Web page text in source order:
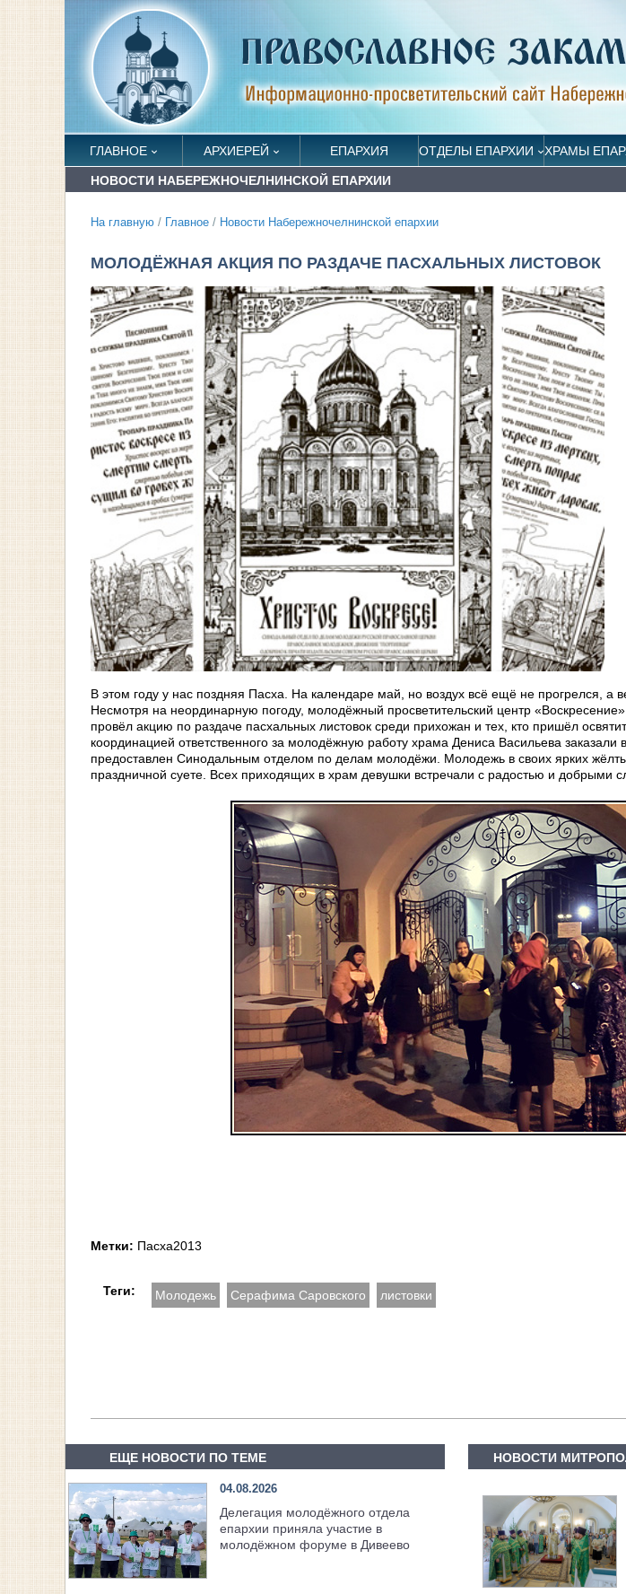
ГЛАВНОЕ АРХИЕРЕЙ ЕПАРХИЯ ОТДЕЛЫ ЕПАРХИИ ХРАМЫ
НОВОСТИ НАБЕРЕЖНОЧЕЛНИНСКОЙ ЕПАРХИИ
На главную / Главное / Новости Набережночелнинской епархии
МОЛОДЁЖНАЯ АКЦИЯ ПО РАЗДАЧЕ ПАСХАЛЬНЫХ ЛИСТОВОК
В этом году у нас поздняя Пасха. На календаре май, но воздух всё ещё не прогрелся, а
Несмотря на неординарную погоду, молодёжный просветительский центр
провёл акцию по раздаче пасхальных листовок среди прихожан и тех, кто пришёл
координацией ответственного за молодёжную работу храма Дениса Васильева
предоставлен Синодальным отделом по делам молодёжи. Молодежь в своих ярких
праздничной суете. Всех приходящих в храм девушки встречали с радостью и добрыми
Метки: Пасха2013
Теги: Молодежь Серафима Саровского листовки
ЕЩЕ НОВОСТИ ПО ТЕМЕ
04.08.2026
Делегация молодёжного отдела
епархии приняла участие в
молодёжном форуме в Дивеево
НОВОСТИ